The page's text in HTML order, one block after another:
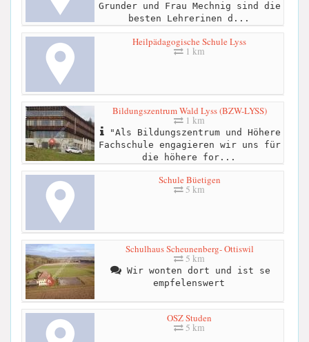
Grunder und Frau Mechnig sind die
besten Lehrerinen d...
Heilpädagogische Schule Lyss
1 km
Bildungszentrum Wald Lyss (BZW-LYSS)
1 km
"Als Bildungszentrum und Höhere
Fachschule engagieren wir uns für
die höhere for...
Schule Büetigen
5 km
Schulhaus Scheunenberg- Ottiswil
5 km
Wir wonten dort und ist se
empfelenswert
OSZ Studen
5 km